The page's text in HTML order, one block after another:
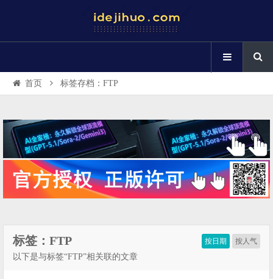
首页 标签存档：FTP
按日期 按人气
标签：FTP
以下是与标签“FTP”相关联的文章